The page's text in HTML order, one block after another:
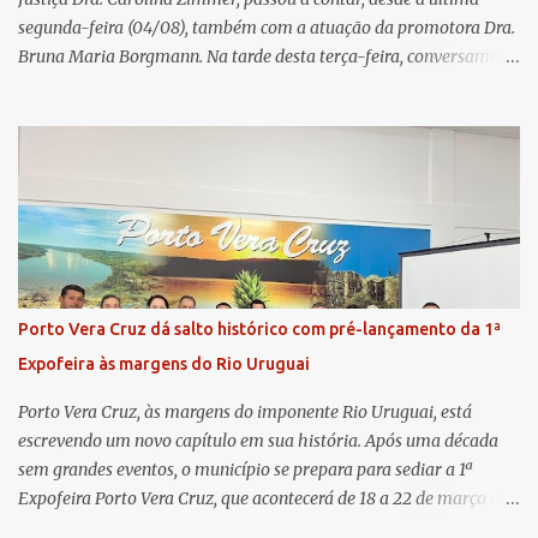
segunda-feira (04/08), também com a atuação da promotora Dra.
Bruna Maria Borgmann. Na tarde desta terça-feira, conversamos
pelo Ministério Público e destacou a importância da instituição
para a comunidade, bem como a relevância da chegada da nova
colega, que contribuirá no andamento dos processos. A Dra. Bruna,
por sua vez, se apresentou à comunidade. Ela atuou por 12 anos na
Comarca de Horizontina e foi promovida para Três de Maio, onde
já esteve em outras ocasiões substituindo a Dra. Carolina durante
períodos de férias. A nova promotora ressaltou o volume de
processos da comarca e a importância do trabalho conjunto,
permitindo a divisão de atividades e maior agilidade no
atendimento às demandas. A Comarca de Três de Maio abrang...
Porto Vera Cruz dá salto histórico com pré-lançamento da 1ª
Expofeira às margens do Rio Uruguai
Porto Vera Cruz, às margens do imponente Rio Uruguai, está
escrevendo um novo capítulo em sua história. Após uma década
sem grandes eventos, o município se prepara para sediar a 1ª
Expofeira Porto Vera Cruz, que acontecerá de 18 a 22 de março de